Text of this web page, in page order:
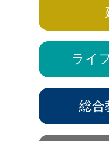
ライ
総合